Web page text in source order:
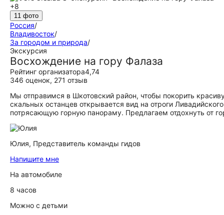
+8
11 фото
Россия/
Владивосток/
За городом и природа/
Экскурсия
Восхождение на гору Фалаза
Рейтинг организатора4,74
346 оценок, 271 отзыв
Мы отправимся в Шкотовский район, чтобы покорить
скальных останцев открывается вид на отроги
потрясающую горную панораму. Предлагаем отдохнуть от
Юлия, Представитель команды гидов
Напишите мне
На автомобиле
8 часов
Можно с детьми